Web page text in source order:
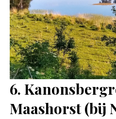
6.
Maashorst (bij